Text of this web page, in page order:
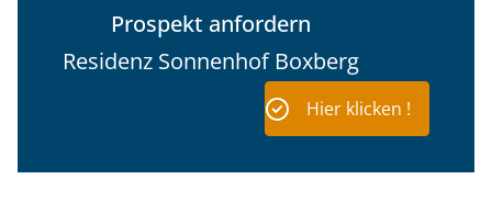
Prospekt anfordern
Residenz Sonnenhof Boxberg
Hier klicken !